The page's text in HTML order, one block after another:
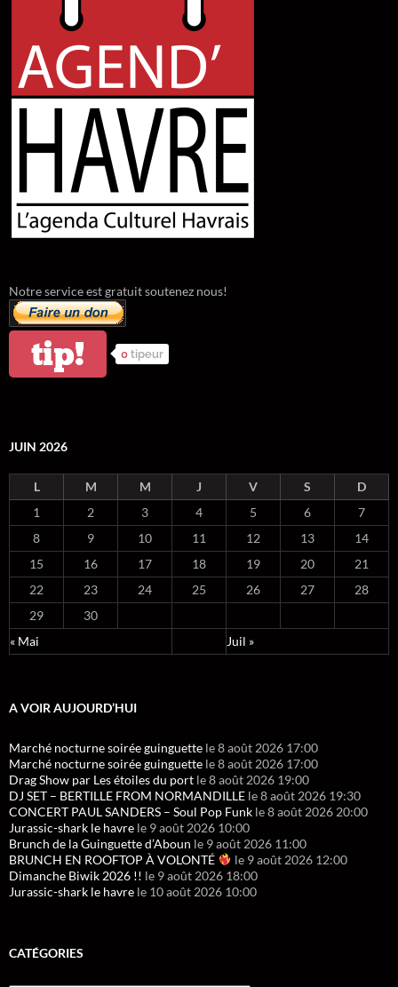
Notre service est gratuit soutenez nous!
tip! 0 tipeur
JUIN 2026
L M M J V S
D
1
2 3 4 5 6
7
8
9 10 11 12 13
14
15
16 17 18 19 20
21
22
23 24 25 26 27
28
29
30
« Mai
Juil »
A VOIR AUJOURD’HUI
Marché nocturne soirée guinguette le 8 août 2026 17:00
Marché nocturne soirée guinguette le 8 août 2026 17:00
Drag Show par Les étoiles du port le 8 août 2026 19:00
DJ SET – BERTILLE FROM NORMANDILLE le 8 août 2026 19:30
CONCERT PAUL SANDERS – Soul Pop Funk le 8 août 2026 20:00
Jurassic-shark le havre le 9 août 2026 10:00
Brunch de la Guinguette d’Aboun le 9 août 2026 11:00
BRUNCH EN ROOFTOP À VOLONTÉ
le 9 août 2026 12:00
Dimanche Biwik 2026 !! le 9 août 2026 18:00
Jurassic-shark le havre le 10 août 2026 10:00
CATÉGORIES